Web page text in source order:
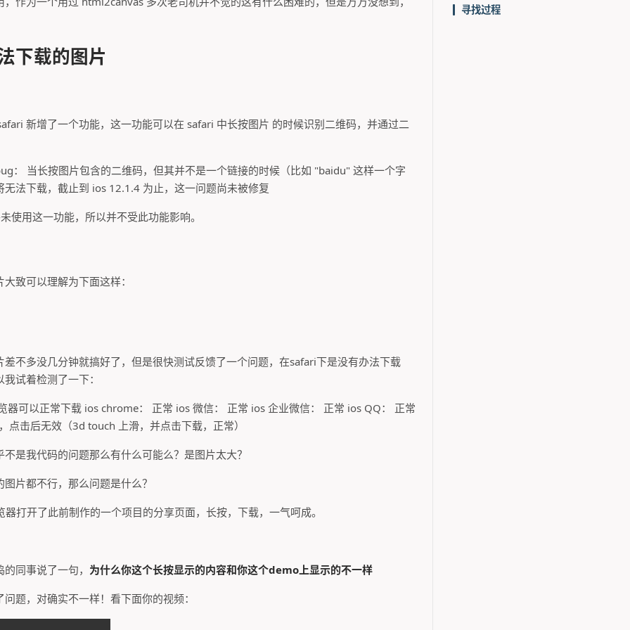
下载的图片
新增了一个功能，这一功能可以在 safari 中长按图片 的时候识别二维码，并通过二
： 当长按图片包含的二维码，但其并不是一个链接的时候（比如 "baidu" 这样一个字
无法下载，截止到 ios 12.1.4 为止，这一问题尚未被修复
使用这一功能，所以并不受此功能影响。
致可以理解为下面这样：
差不多没几分钟就搞好了，但是很快测试反馈了一个问题，在safari下是没有办法下载
试着检测了一下：
器可以正常下载 ios chrome： 正常 ios 微信： 正常 ios 企业微信： 正常 ios QQ： 正常
点击后无效（3d touch 上滑，并点击下载，正常）
是我代码的问题那么有什么可能么？是图片太大？
片都不行，那么问题是什么？
打开了此前制作的一个项目的分享页面，长按，下载，一气呵成。
同事说了一句， 为什么你这个长按显示的内容和你这个demo上显示的不一样
题，对确实不一样！看下面你的视频：
寻找过程